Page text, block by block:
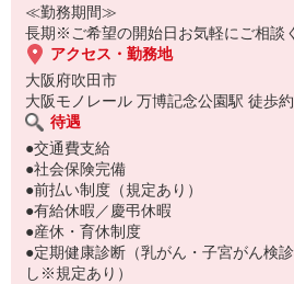
・即日開始！
・人気ブランドで販売のお仕事！
≪勤務期間≫
長期※ご希望の開始日お気軽にご相談
アクセス・勤務地
大阪府吹田市
大阪モノレール 万博記念公園駅 徒歩
待遇
●交通費支給
●社会保険完備
●前払い制度（規定あり）
●有給休暇／慶弔休暇
●産休・育休制度
●定期健康診断（乳がん・子宮がん検
し※規定あり）